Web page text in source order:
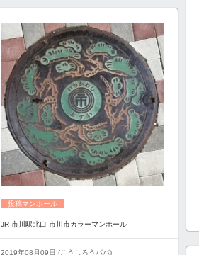
投稿マンホール
JR 市川駅北口 市川市カラーマンホール
2019年08月09日 (こうしろうパパ)